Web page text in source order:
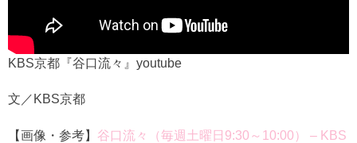
KBS京都『谷口流々』youtube
文／KBS京都
【画像・参考】 谷口流々（毎週土曜日9:30～10:00） – KBS